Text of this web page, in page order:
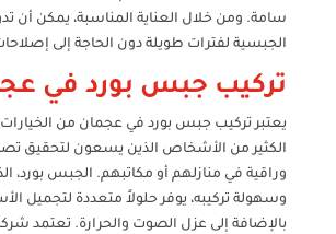
سامة. ومن خلال العناية المناسبة، يمكن أن
الجبسية لفترات طويلة دون الحاجة إلى
تركيب جبس بورد في
يعتبر تركيب جبس بورد في عجمان من
الكثير من الأشخاص الذين يسعون لتحقيق
وراقية في منازلهم أو مكاتبهم. الجبس بورد،
وسهولة تركيبه، يوفر حلولاً متعددة لتجميل
بالإضافة إلى عزل الصوت والحرارة. تعتمد